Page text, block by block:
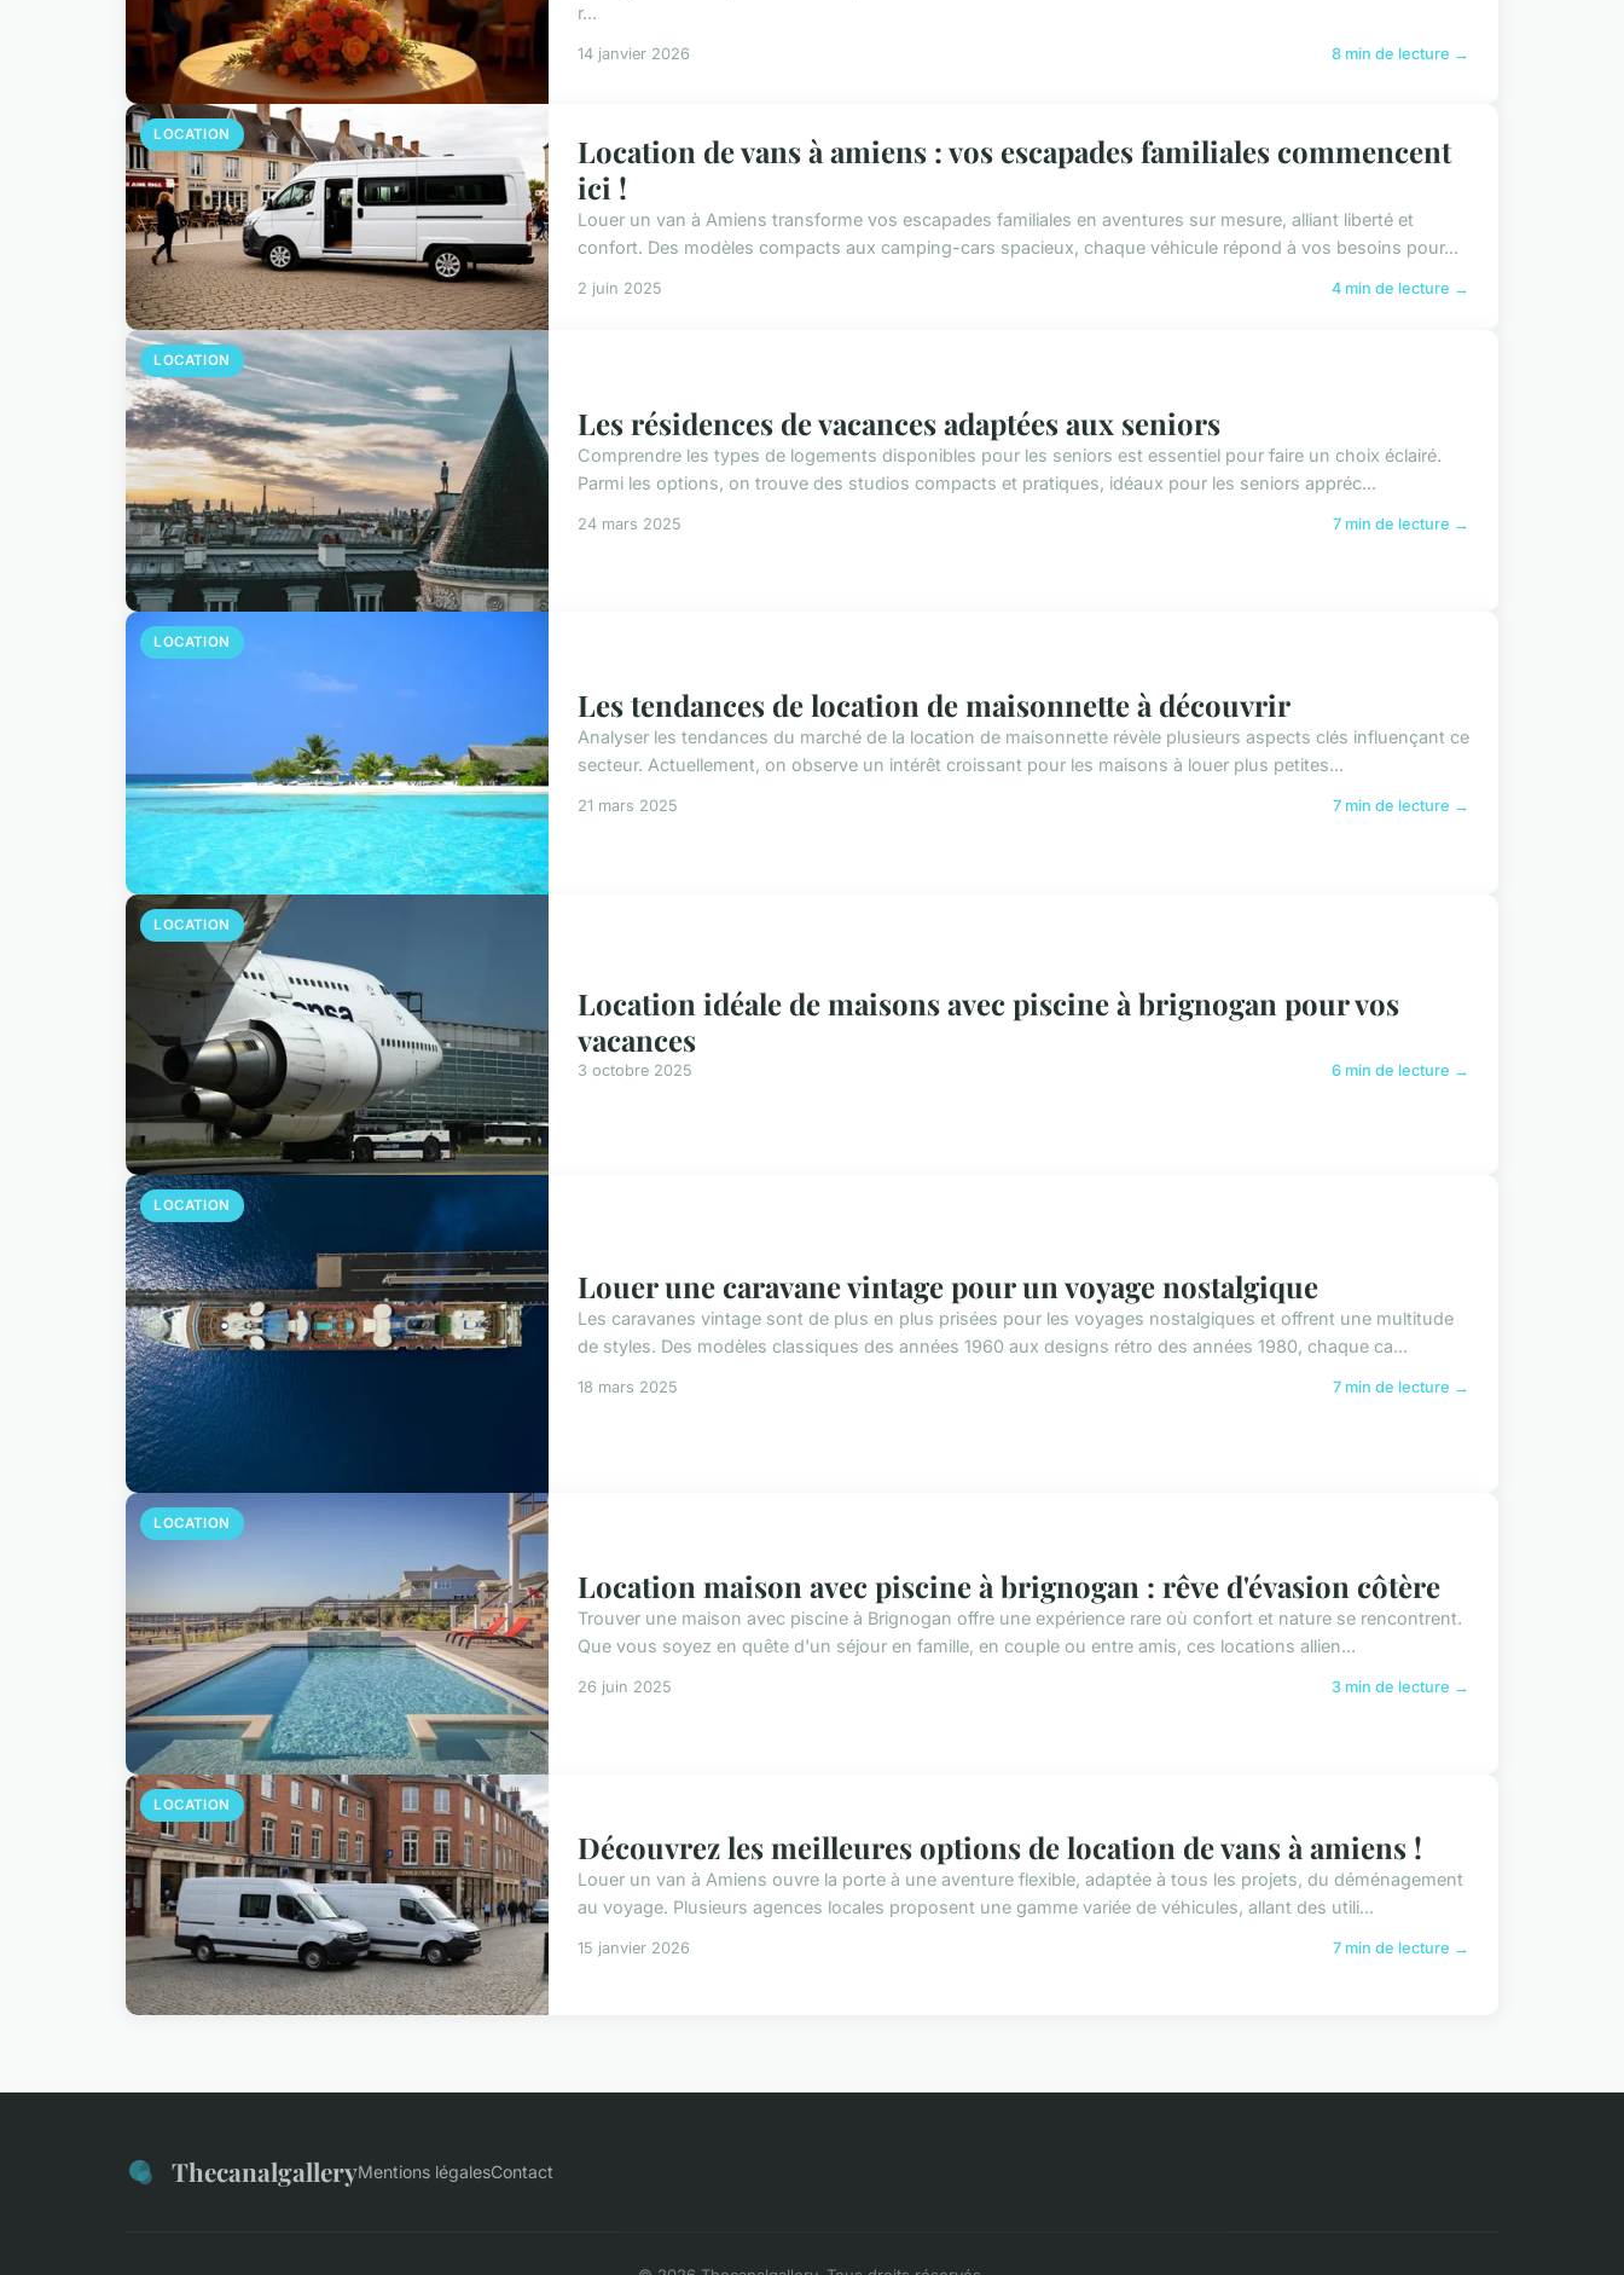
r...
14 janvier 2026 8 min de lecture →
LOCATION
Location de vans à amiens : vos escapades familiales commencent
ici !
Louer un van à Amiens transforme vos escapades familiales en aventures sur mesure, alliant liberté et
confort. Des modèles compacts aux camping-cars spacieux, chaque véhicule répond à vos besoins pour...
2 juin 2025 4 min de lecture →
LOCATION
Les résidences de vacances adaptées aux seniors
Comprendre les types de logements disponibles pour les seniors est essentiel pour faire un choix éclairé.
Parmi les options, on trouve des studios compacts et pratiques, idéaux pour les seniors appréc...
24 mars 2025 7 min de lecture →
LOCATION
Les tendances de location de maisonnette à découvrir
Analyser les tendances du marché de la location de maisonnette révèle plusieurs aspects clés influençant ce
secteur. Actuellement, on observe un intérêt croissant pour les maisons à louer plus petites...
21 mars 2025 7 min de lecture →
LOCATION
Location idéale de maisons avec piscine à brignogan pour vos
vacances
3 octobre 2025 6 min de lecture →
LOCATION
Louer une caravane vintage pour un voyage nostalgique
Les caravanes vintage sont de plus en plus prisées pour les voyages nostalgiques et offrent une multitude
de styles. Des modèles classiques des années 1960 aux designs rétro des années 1980, chaque ca...
18 mars 2025 7 min de lecture →
LOCATION
Location maison avec piscine à brignogan : rêve d'évasion côtère
Trouver une maison avec piscine à Brignogan offre une expérience rare où confort et nature se rencontrent.
Que vous soyez en quête d'un séjour en famille, en couple ou entre amis, ces locations allien...
26 juin 2025 3 min de lecture →
LOCATION
Découvrez les meilleures options de location de vans à amiens !
Louer un van à Amiens ouvre la porte à une aventure flexible, adaptée à tous les projets, du déménagement
au voyage. Plusieurs agences locales proposent une gamme variée de véhicules, allant des utili...
15 janvier 2026 7 min de lecture →
ThecanalgalleryMentions légalesContact